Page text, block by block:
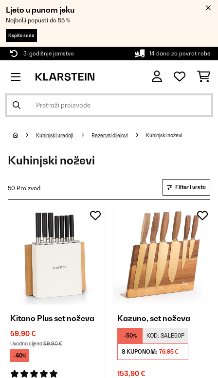
Ljeto u punom jeku
Najbolji popusti do 55 %
Kupite sada
3-godišnje jamstvo 14 dana za povrat robe
Kuhinjski uređaji Rezervni dijelovi Kuhinjski noževi
Kuhinjski noževi
50 Proizvod Filter i vrsta
Kitano Plus set noževa
59,90 €
Uvodna cijena:99,90 €
-40%
Kazuno, set noževa
-50% KOD: SALE50P
S KUPONOM: 76,95 €
153,90 €